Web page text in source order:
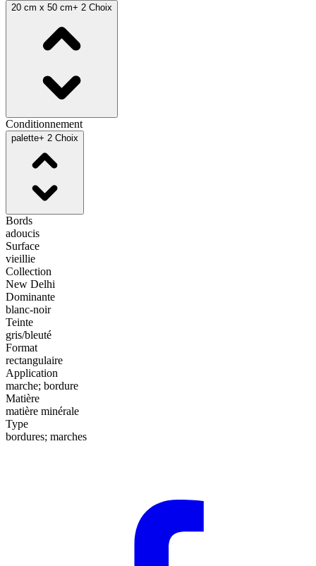
20 cm x 50 cm+ 2 Choix
Conditionnement
palette+ 2 Choix
Bords
adoucis
Surface
vieillie
Collection
New Delhi
Dominante
blanc-noir
Teinte
gris/bleuté
Format
rectangulaire
Application
marche; bordure
Matière
matière minérale
Type
bordures; marches